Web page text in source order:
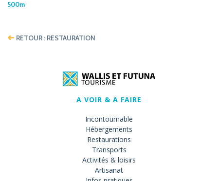
500m
RETOUR : RESTAURATION
A VOIR & A FAIRE
Incontournable
Hébergements
Restaurations
Transports
Activités & loisirs
Artisanat